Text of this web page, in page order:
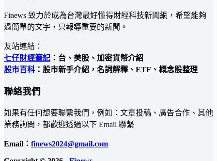
Finews 致力於成為台灣最好懂得財經科技新聞網，希望能夠
過簡單的文字，只報導重要的新聞。
友站連結：
七仔財經筆記 ：台、美股、加密貨幣介紹
股市百科 ：股市新手介紹，名詞解釋、ETF、概念股整理
聯絡我們
如果有任何想要聯繫我們，例如：文章投稿、廣告合作、其他
業務詢問，都歡迎透過以下 Email 聯繫
Email： finews2024@gmail.com